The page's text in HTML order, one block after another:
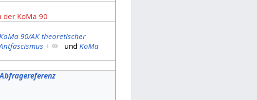
der KoMa 90
KoMa 90/AK theoretischer
+ und KoMa
Abfragereferenz